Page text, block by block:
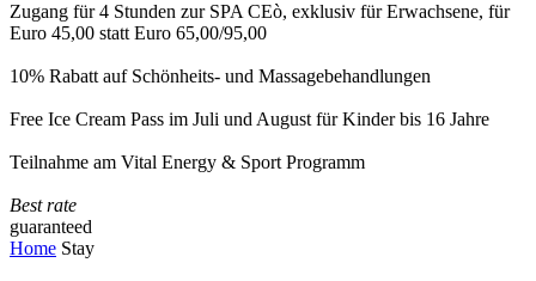
Zugang für 4 Stunden zur SPA CEò, exklusiv für Erwachsene, für
Euro 45,00 statt Euro 65,00/95,00
10% Rabatt auf Schönheits- und Massagebehandlungen
Free Ice Cream Pass im Juli und August für Kinder bis 16 Jahre
Teilnahme am Vital Energy & Sport Programm
Best rate
guaranteed
Home Stay